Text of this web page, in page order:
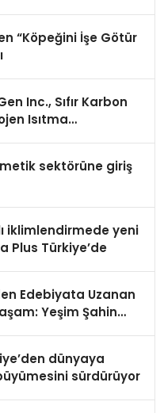
“Köpeğini İşe Götür
Inc., Sıfır Karbon
Isıtma
sektörüne giriş
iklimlendirmede yeni
Plus Türkiye’de
Edebiyata Uzanan
Yeşim Şahin
dünyaya
sürdürüyor